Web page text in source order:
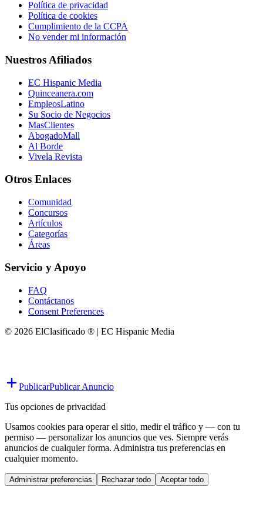
Política de privacidad
Política de cookies
Cumplimiento de la CCPA
No vender mi información
Nuestros Afiliados
EC Hispanic Media
Quinceanera.com
EmpleosLatino
Su Socio de Negocios
MasClientes
AbogadoMall
Al Borde
Vivela Revista
Otros Enlaces
Comunidad
Concursos
Artículos
Categorías
Áreas
Servicio y Apoyo
FAQ
Contáctanos
Consent Preferences
© 2026 ElClasificado ® | EC Hispanic Media
PublicarPublicar Anuncio
Tus opciones de privacidad
Usamos cookies para operar el sitio, medir el tráfico y — con tu
permiso — personalizar los anuncios que ves. Siempre verás
anuncios de cualquier forma. Administra tus preferencias en
cualquier momento.
Administrar preferencias Rechazar todo Aceptar todo